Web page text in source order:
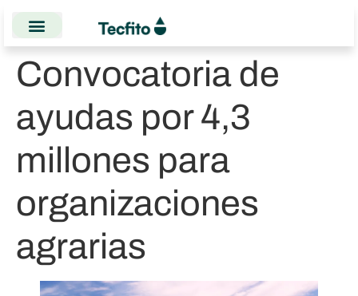
Convocatoria de
ayudas por 4,3
millones para
organizaciones
agrarias